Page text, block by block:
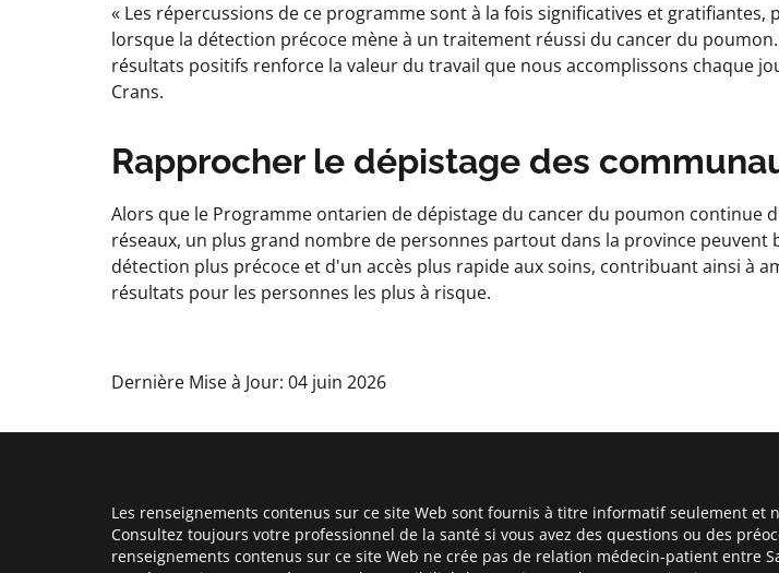
« Les répercussions de ce programme sont à la fois significatives et gratifiantes,
lorsque la détection précoce mène à un traitement réussi du cancer du
résultats positifs renforce la valeur du travail que nous accomplissons chaque
Crans.
Rapprocher le dépistage des
Alors que le Programme ontarien de dépistage du cancer du poumon continue
réseaux, un plus grand nombre de personnes partout dans la province peuvent
détection plus précoce et d'un accès plus rapide aux soins, contribuant ainsi à
résultats pour les personnes les plus à risque.
Dernière Mise à Jour: 04 juin 2026
Les renseignements contenus sur ce site Web sont fournis à titre informatif seulement et
Consultez toujours votre professionnel de la santé si vous avez des questions ou des
renseignements contenus sur ce site Web ne crée pas de relation médecin-patient entre